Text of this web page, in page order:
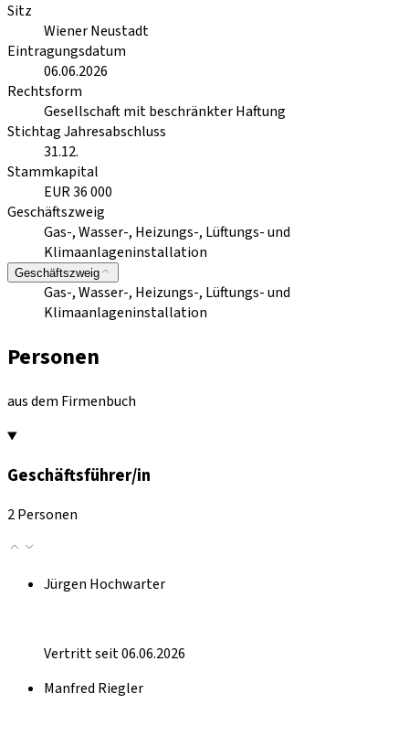
Sitz
Wiener Neustadt
Eintragungsdatum
06.06.2026
Rechtsform
Gesellschaft mit beschränkter Haftung
Stichtag Jahresabschluss
31.12.
Stammkapital
EUR 36 000
Geschäftszweig
Gas-, Wasser-, Heizungs-, Lüftungs- und
Klimaanlageninstallation
Geschäftszweig
Gas-, Wasser-, Heizungs-, Lüftungs- und
Klimaanlageninstallation
Personen
aus dem Firmenbuch
Geschäftsführer/in
2 Personen
Jürgen Hochwarter
Vertritt seit 06.06.2026
Manfred Riegler